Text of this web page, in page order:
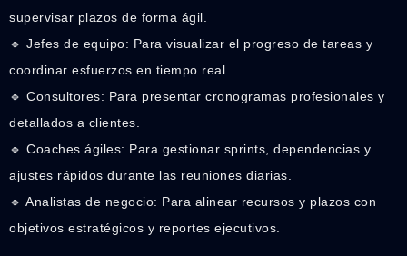
supervisar plazos de forma ágil.
🔹 Jefes de equipo: Para visualizar el progreso de tareas y
coordinar esfuerzos en tiempo real.
🔹 Consultores: Para presentar cronogramas profesionales y
detallados a clientes.
🔹 Coaches ágiles: Para gestionar sprints, dependencias y
ajustes rápidos durante las reuniones diarias.
🔹 Analistas de negocio: Para alinear recursos y plazos con
objetivos estratégicos y reportes ejecutivos.